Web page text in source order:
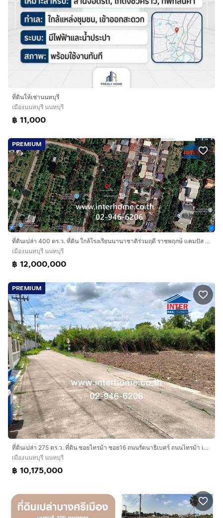
ที่ดินให้เช่านนทบุรี
เมืองนนทบุรี นนทบุรี
฿ 11,000
PREMIUM
ที่ดินเปล่า 400 ตร.ว. ที่ดิน ใกล้โรงเรียนนานาชาติร่วมฤดี ราชพฤกษ์ แคมปัส ซอยบางกร่าง63-5 ถนนราชพฤกษ์ ถนนบางกรวย-ไทรน้อย เมืองนนทบุรี นนทบุรี
เมืองนนทบุรี นนทบุรี
฿ 12,000,000
PREMIUM
ที่ดินเปล่า 275 ตร.ว. ที่ดิน ซอยไทรม้า ซอย16 ถนนรัตนาธิเบศร์ ถนนไทรม้า เมืองนนทบุรี นนทบุรี
เมืองนนทบุรี นนทบุรี
฿ 10,175,000